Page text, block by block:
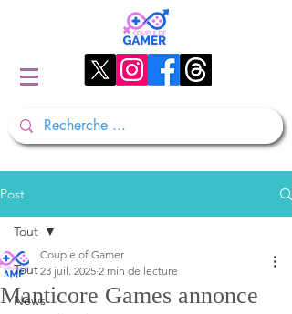
Post
Tout
News
Tout
Manticore Games annonce
Couple of Gamer
23 juil. 2025 2 min de lecture